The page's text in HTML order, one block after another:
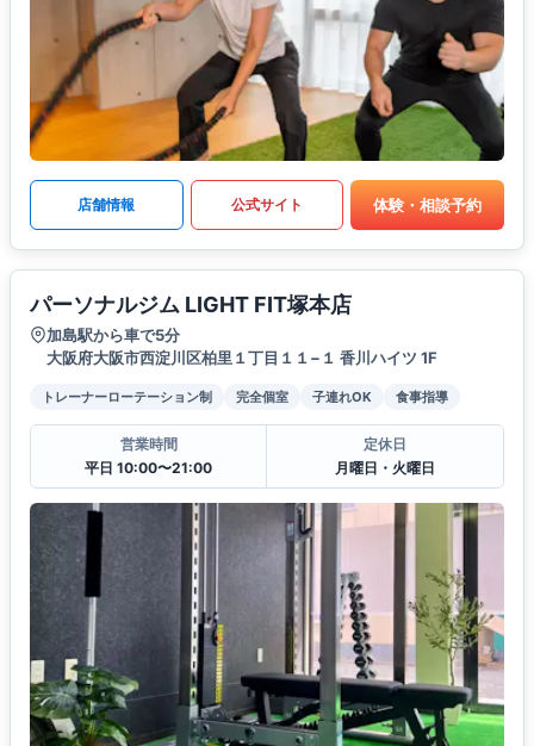
店舗情報 公式サイト 体験・相談予約
パーソナルジム LIGHT FIT塚本店
加島駅から車で5分
大阪府大阪市西淀川区柏里１丁目１１−１ 香川ハイツ 1F
トレーナーローテーション制 完全個室 子連れOK 食事指導
営業時間
平日 10:00〜21:00
定休日
月曜日・火曜日